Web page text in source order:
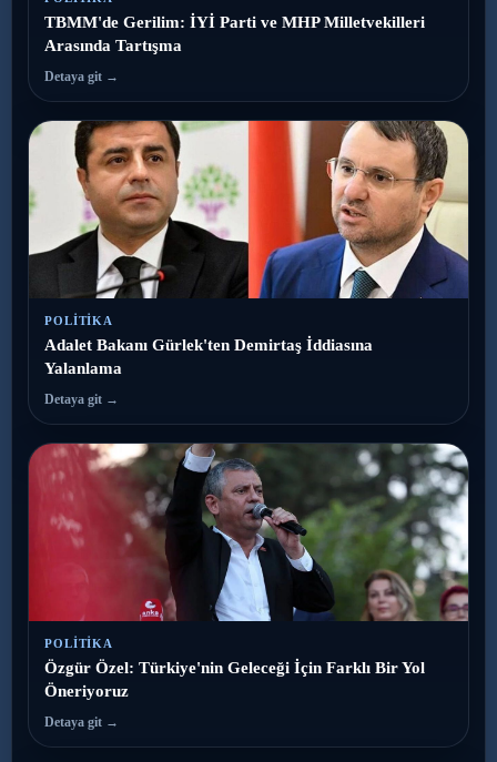
TBMM'de Gerilim: İYİ Parti ve MHP Milletvekilleri
Arasında Tartışma
Detaya git →
POLITIKA
Adalet Bakanı Gürlek'ten Demirtaş İddiasına
Yalanlama
Detaya git →
POLITIKA
Özgür Özel: Türkiye'nin Geleceği İçin Farklı Bir Yol
Öneriyoruz
Detaya git →